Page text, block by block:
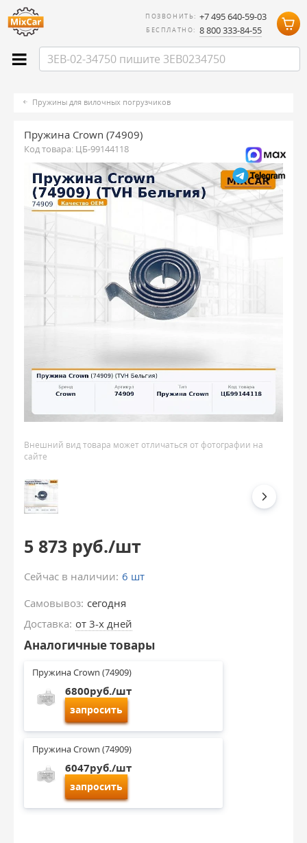
ПОЗВОНИТЬ: +7 495 640-59-03
БЕСПЛАТНО: 8 800 333-84-55
Пружины для вилочных погрузчиков
Пружина Crown (74909)
Код товара: ЦБ-99144118
Внешний вид товара может отличаться от фотографии на
сайте
5 873 руб./шт
Сейчас в наличии: 6 шт
Самовывоз: сегодня
Доставка: от 3-х дней
Аналогичные товары
Пружина Crown (74909)
6800руб./шт
запросить
Пружина Crown (74909)
6047руб./шт
запросить